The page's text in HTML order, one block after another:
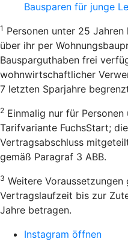
Bausparen für junge
1 Personen unter 25
über ihr per
Bausparguthaben frei
wohnwirtschaftlicher
7 letzten Sparjahre
2 Einmalig nur für
Tarifvariante FuchsStart;
Vertragsabschluss
gemäß Paragraf 3 ABB.
3 Weitere
Vertragslaufzeit bis zur
Jahre betragen.
Instagram öffnen